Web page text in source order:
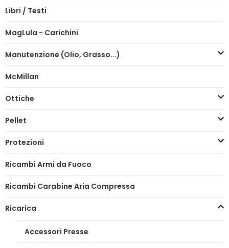
Libri / Testi
MagLula - Carichini
Manutenzione (Olio, Grasso...)
McMillan
Ottiche
Pellet
Protezioni
Ricambi Armi da Fuoco
Ricambi Carabine Aria Compressa
Ricarica
Accessori Presse